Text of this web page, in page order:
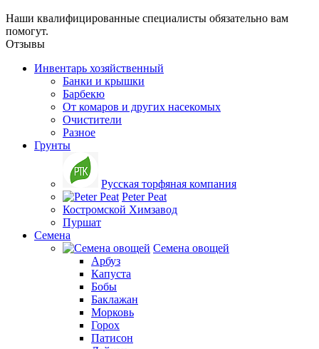
Наши квалифицированные специалисты обязательно вам
помогут.
Отзывы
Инвентарь хозяйственный
Банки и крышки
Барбекю
От комаров и других насекомых
Очистители
Разное
Грунты
Русская торфяная компания
Peter Peat
Костромской Химзавод
Пуршат
Семена
Семена овощей
Арбуз
Капуста
Бобы
Баклажан
Морковь
Горох
Патисон